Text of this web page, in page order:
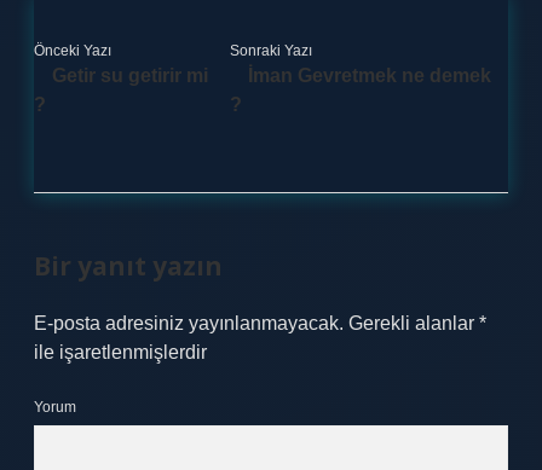
Önceki Yazı
Getir su getirir mi
?
Sonraki Yazı
İman Gevretmek ne demek
?
Bir yanıt yazın
E-posta adresiniz yayınlanmayacak. Gerekli alanlar *
ile işaretlenmişlerdir
Yorum